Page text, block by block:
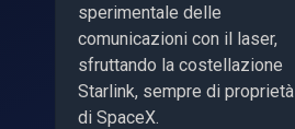
sperimentale delle
comunicazioni con il laser,
sfruttando la costellazione
Starlink, sempre di proprietà
di SpaceX.